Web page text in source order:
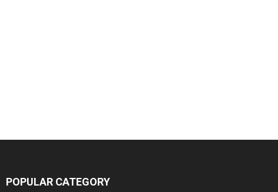
POPULAR CATEGORY